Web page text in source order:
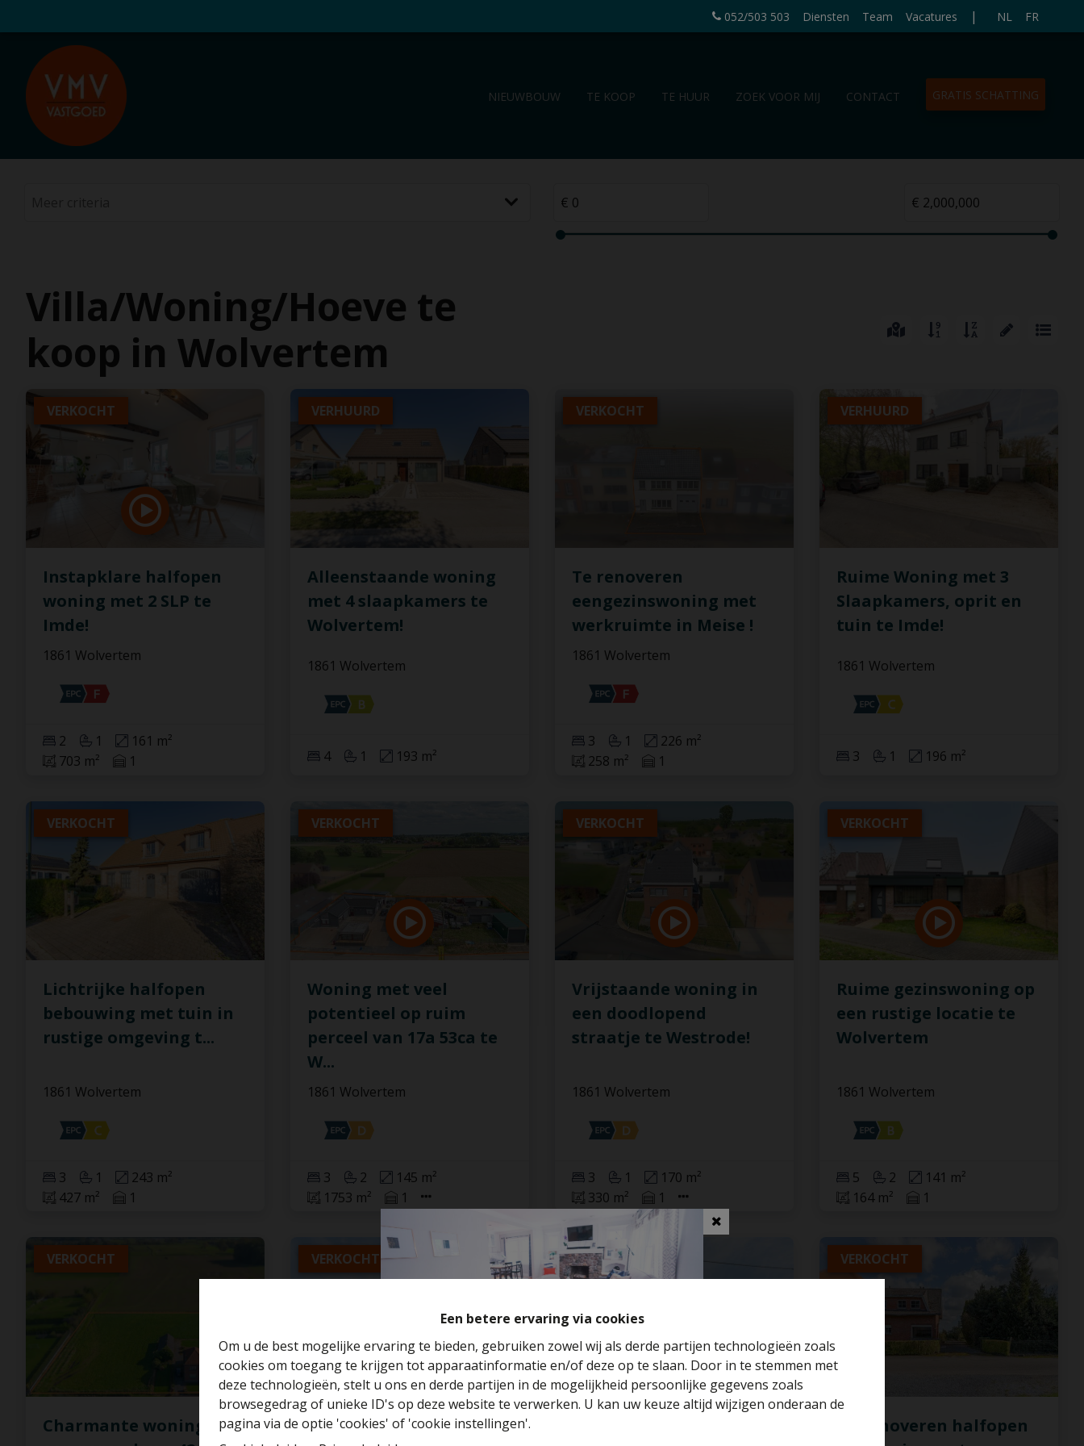
Een betere ervaring via cookies
Om u de best mogelijke ervaring te bieden, gebruiken zowel wij als derde partijen technologieën zoals
cookies om toegang te krijgen tot apparaatinformatie en/of deze op te slaan. Door in te stemmen met
deze technologieën, stelt u ons en derde partijen in de mogelijkheid persoonlijke gegevens zoals
browsegedrag of unieke ID's op deze website te verwerken. U kan uw keuze altijd wijzigen onderaan de
pagina via de optie 'cookies' of 'cookie instellingen'.
052/503 503 Diensten Team Vacatures | NL FR
NIEUWBOUW TE KOOP TE HUUR ZOEK VOOR MIJ CONTACT GRATIS SCHATTING
Villa/Woning/Hoeve te
koop in Wolvertem
VERKOCHT
Instapklare halfopen
woning met 2 SLP te
Imde!
1861 Wolvertem
2 1
161 m²
703 m²
1
VERHUURD
Alleenstaande woning
met 4 slaapkamers te
Wolvertem!
1861 Wolvertem
4 1 193 m²
VERKOCHT
Te renoveren
eengezinswoning met
werkruimte in Meise !
1861 Wolvertem
3 1
226 m²
258 m²
1
VERHUURD
Ruime Woning met 3
Slaapkamers, oprit en
tuin te Imde!
1861 Wolvertem
3 1 196 m²
VERKOCHT
Lichtrijke halfopen
bebouwing met tuin in
rustige omgeving t...
1861 Wolvertem
3 1
243 m²
427 m²
1
VERKOCHT
Woning met veel
potentieel op ruim
perceel van 17a 53ca te
W...
1861 Wolvertem
3 2
145 m²
1753 m²
1
VERKOCHT
Vrijstaande woning in
een doodlopend
straatje te Westrode!
1861 Wolvertem
3 1
170 m²
330 m²
1
VERKOCHT
Ruime gezinswoning op
een rustige locatie te
Wolvertem
1861 Wolvertem
5 2
141 m²
164 m²
1
VERKOCHT
Charmante woning op
VERKOCHT
Charmante woning op
VERKOCHT VERKOCHT
Te renoveren halfopen
Benieuwd naar de waarde van je huis?